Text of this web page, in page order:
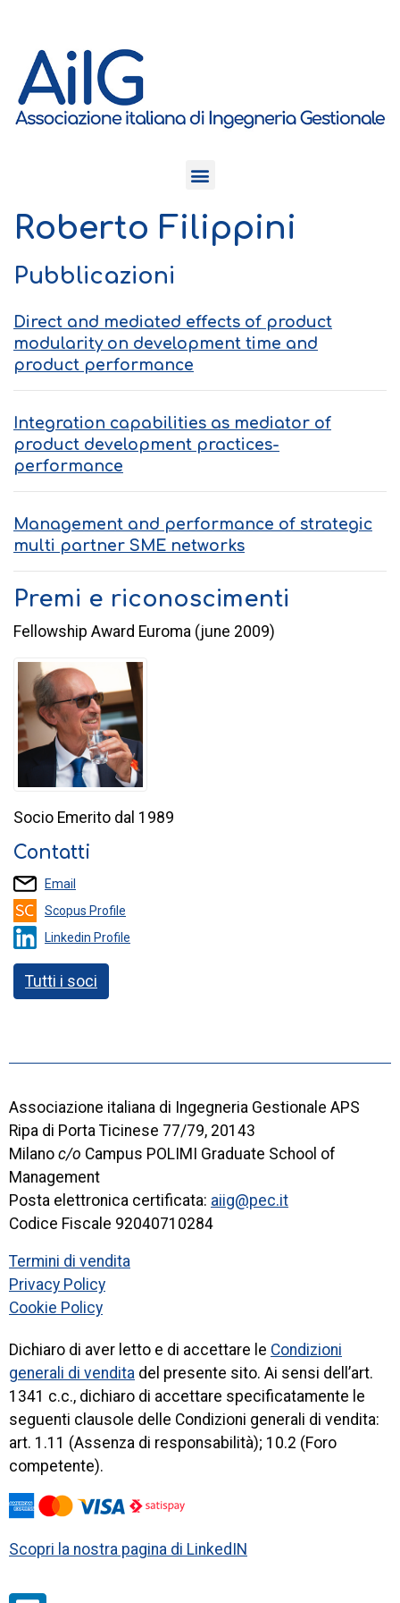
Roberto Filippini
Pubblicazioni
Direct and mediated effects of product
modularity on development time and
product performance
Integration capabilities as mediator of
product development practices-
performance
Management and performance of strategic
multi partner SME networks
Premi e riconoscimenti
Fellowship Award Euroma (june 2009)
Socio Emerito dal 1989
Contatti
Email
Scopus Profile
Linkedin Profile
Tutti i soci
Associazione italiana di Ingegneria Gestionale APS
Ripa di Porta Ticinese 77/79, 20143
Milano c/o Campus POLIMI Graduate School of
Management
Posta elettronica certificata: aiig@pec.it
Codice Fiscale 92040710284
Termini di vendita
Privacy Policy
Cookie Policy
Dichiaro di aver letto e di accettare le Condizioni
generali di vendita del presente sito. Ai sensi dell’art.
1341 c.c., dichiaro di accettare specificatamente le
seguenti clausole delle Condizioni generali di vendita:
art. 1.11 (Assenza di responsabilità); 10.2 (Foro
competente).
Scopri la nostra pagina di LinkedIN